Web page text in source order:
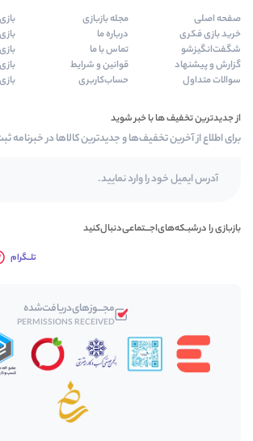
صفحه اصلی
خرید بازی فکری
شگفت‌انگیزشو
گزارش و پیشنهاد
سوالات متداول
مجله بازبازی
درباره ما
تماس با ما
قوانین و شرایط
حساب‌کاربری
از جدیدترین تخفیف ها با خبر شوید
برای اطلاع از آخرین تخفیف‌ها و جدیدترین کالاها در خبرنامه
بازبازی را در‌‌شبـکه‌های‌اجـــتماعی‌دنبال‌کنید
تلــگرام
مجـــوز‌های‌دریافت‌شده
PERMISSIONS RECEIVED